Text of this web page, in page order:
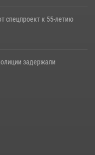
спецпроект к 55-летию
задержали